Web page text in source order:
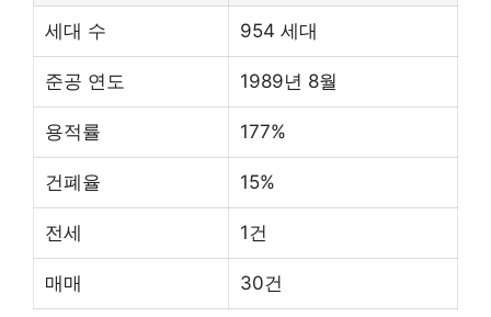
세대 수 954 세대
준공 연도 1989년 8월
용적률 177%
건폐율 15%
전세 1건
매매 30건